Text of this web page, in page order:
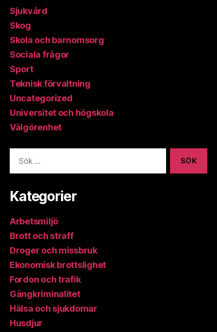
Sjukvård
Skog
Skola och barnomsorg
Sociala frågor
Sport
Teknisk förvaltning
Uncategorized
Universitet och högskola
Välgörenhet
efter:
Kategorier
Arbetsmiljö
Brott och straff
Droger och missbruk
Ekonomisk brottslighet
Fordon och trafik
Gängkriminalitet
Hälsa och sjukdomar
Husdjur